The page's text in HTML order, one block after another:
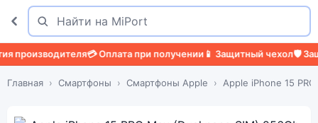
Поиск
Найти
💳 Оплата при получении📱 Защитный чехол🛡️ Защитное
Главная Смартфоны Смартфоны Apple Apple iPhone 15